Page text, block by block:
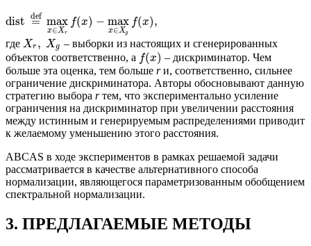
dist =
def max
x∈Xr
f(x) − max
x∈Xg
f(x),
где Xr , Xg – выборки из настоящих и сгенерированных
объектов соответственно, а f(x) – дискриминатор. Чем
больше эта оценка, тем больше rи, соответственно, сильнее
ограничение дискриминатора. Авторы обосновывают данную
стратегию выбора rтем, что экспериментально усиление
ограничения на дискриминатор при увеличении расстояния
между истинным и генерируемым распределениями приводит
к желаемому уменьшению этого расстояния.
ABCAS в ходе экспериментов в рамках решаемой задачи
рассматривается в качестве альтернативного способа
нормализации, являющегося параметризованным обобщением
спектральной нормализации.
3. ПРЕДЛАГАЕМЫЕ МЕТОДЫ